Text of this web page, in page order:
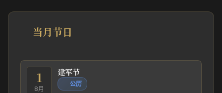
当月节日
1
8月
建军节
公历